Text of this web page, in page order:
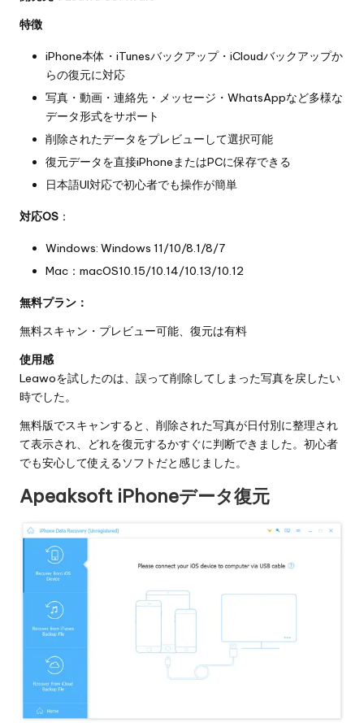
特徴
iPhone本体・iTunesバックアップ・iCloudバックアップか
らの復元に対応
写真・動画・連絡先・メッセージ・WhatsAppなど多様な
データ形式をサポート
削除されたデータをプレビューして選択可能
復元データを直接iPhoneまたはPCに保存できる
日本語UI対応で初心者でも操作が簡単
対応OS ：
Windows: Windows 11/10/8.1/8/7
Mac：macOS10.15/10.14/10.13/10.12
無料プラン：
無料スキャン・プレビュー可能、復元は有料
使用感
Leawoを試したのは、誤って削除してしまった写真を戻したい
時でした。
無料版でスキャンすると、削除された写真が日付別に整理され
て表示され、どれを復元するかすぐに判断できました。初心者
でも安心して使えるソフトだと感じました。
Apeaksoft iPhoneデータ復元